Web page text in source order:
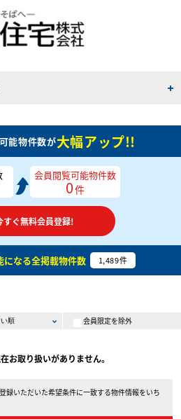
能物件数が大幅アップ!!
会員閲覧可能物件数
0件
すぐ無料会員登録!
になる全掲載物件数 1,489件
会員限定を除外
お取り扱いがありません。
録いただいた希望条件に一致する物件情報をいち